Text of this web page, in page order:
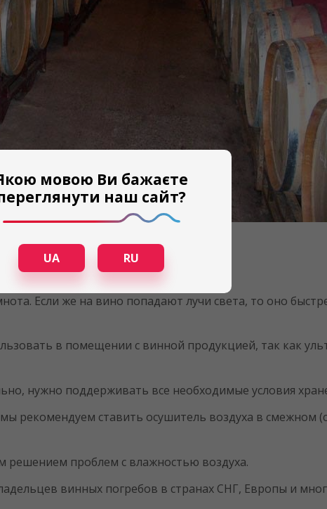
Если же на вино попадают лучи света, то оно
в помещении с винной продукцией, так как
нужно поддерживать все необходимые условия
рекомендуем ставить осушитель воздуха в смежном
решением проблем с влажностью воздуха.
винных погребов в странах СНГ, Европы и
мовою Ви бажаєте
наш сайт?
UA RU